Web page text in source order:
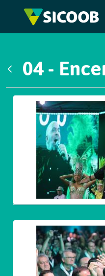
Pular para o Conteúdo
04 -
Galeria de Mídias